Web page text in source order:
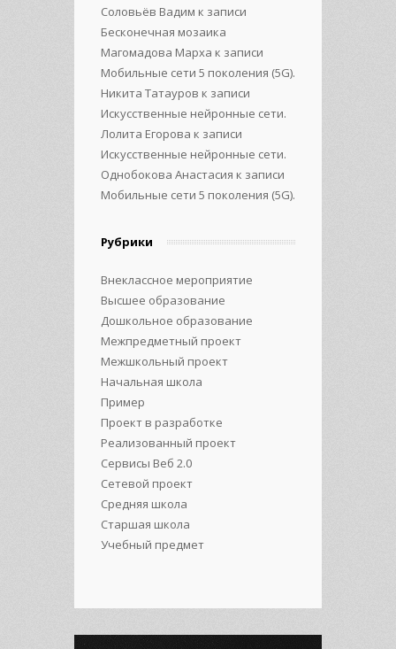
Соловьёв Вадим к записи
Бесконечная мозаика
Магомадова Марха к записи
Мобильные сети 5 поколения (5G).
Никита Татауров к записи
Искусственные нейронные сети.
Лолита Егорова к записи
Искусственные нейронные сети.
Однобокова Анастасия к записи
Мобильные сети 5 поколения (5G).
Рубрики
Внеклассное мероприятие
Высшее образование
Дошкольное образование
Межпредметный проект
Межшкольный проект
Начальная школа
Пример
Проект в разработке
Реализованный проект
Сервисы Веб 2.0
Сетевой проект
Средняя школа
Старшая школа
Учебный предмет